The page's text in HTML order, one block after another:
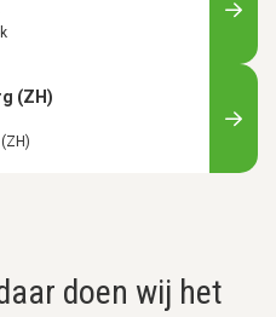
(ZH)
doen wij het